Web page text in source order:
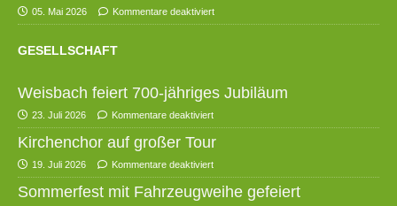
05. Mai 2026 Kommentare deaktiviert
GESELLSCHAFT
Weisbach feiert 700-jähriges Jubiläum
23. Juli 2026 Kommentare deaktiviert
Kirchenchor auf großer Tour
19. Juli 2026 Kommentare deaktiviert
Sommerfest mit Fahrzeugweihe gefeiert